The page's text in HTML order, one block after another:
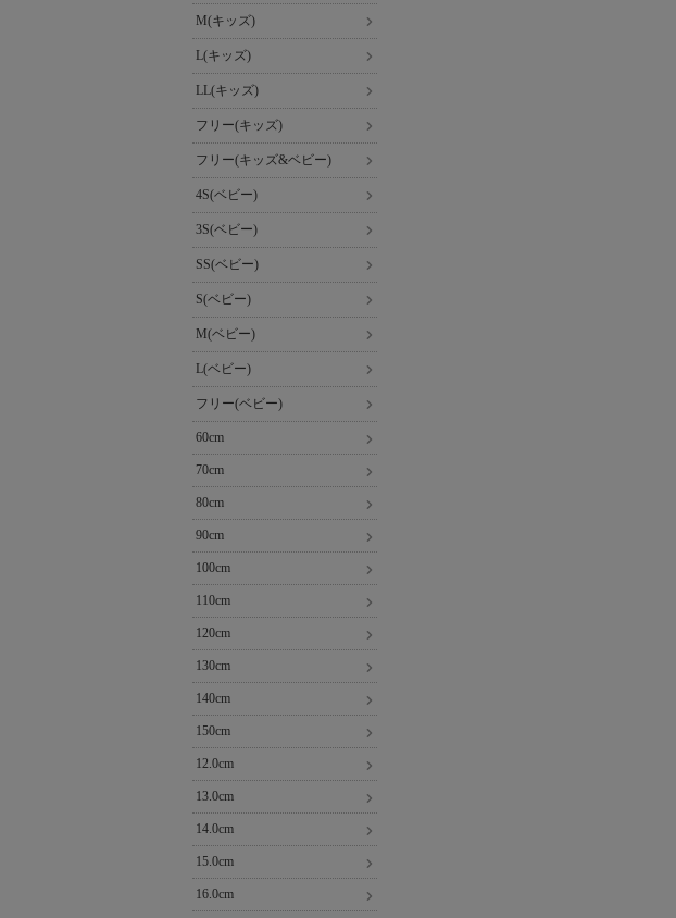
M(キッズ)
L(キッズ)
LL(キッズ)
フリー(キッズ)
フリー(キッズ&ベビー)
4S(ベビー)
3S(ベビー)
SS(ベビー)
S(ベビー)
M(ベビー)
L(ベビー)
フリー(ベビー)
60cm
70cm
80cm
90cm
100cm
110cm
120cm
130cm
140cm
150cm
12.0cm
13.0cm
14.0cm
15.0cm
16.0cm